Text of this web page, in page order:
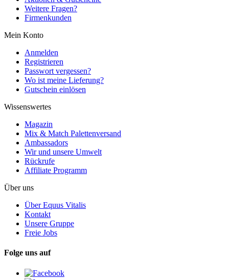
Weitere Fragen?
Firmenkunden
Mein Konto
Anmelden
Registrieren
Passwort vergessen?
Wo ist meine Lieferung?
Gutschein einlösen
Wissenswertes
Magazin
Mix & Match Palettenversand
Ambassadors
Wir und unsere Umwelt
Rückrufe
Affiliate Programm
Über uns
Über Equus Vitalis
Kontakt
Unsere Gruppe
Freie Jobs
Folge uns auf